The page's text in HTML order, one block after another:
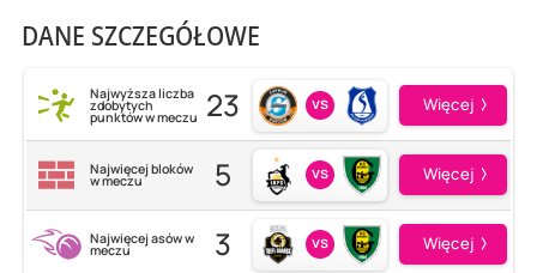
DANE SZCZEGÓŁOWE
Najwyższa liczba
zdobytych
punktów w meczu 23 vs Więcej
Najwięcej bloków
w meczu 5 vs Więcej
Najwięcej asów w
meczu 3 vs Więcej